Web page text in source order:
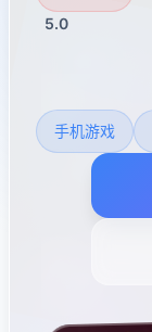
5.0
手机游戏